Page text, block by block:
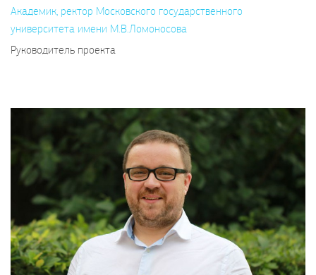
Академик, ректор Московского государственного
университета имени М.В.Ломоносова
Руководитель проекта